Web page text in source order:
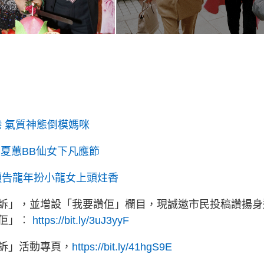
氣質神態倒模媽咪
蕙BB仙女下凡應節
龍年扮小龍女上頭炷香
」，並增設「我要讚佢」欄目，現誠邀市民投稿讚揚
」︰ https://bit.ly/3uJ3yyF
」活動專頁， https://bit.ly/41hgS9E